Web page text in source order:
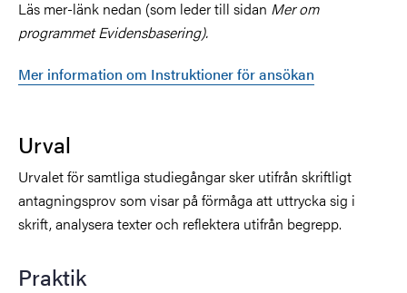
Läs mer-länk nedan (som leder till sidan Mer om
programmet Evidensbasering).
Mer information om Instruktioner för ansökan
Urval
Urvalet för samtliga studiegångar sker utifrån skriftligt
antagningsprov som visar på förmåga att uttrycka sig i
skrift, analysera texter och reflektera utifrån begrepp.
Praktik